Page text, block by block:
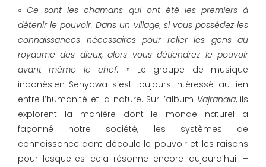
«Ce sont les chamans qui ont été les premiers à
détenir le pouvoir. Dans un village, si vous possédez les
connaissances nécessaires pour relier les gens au
royaume des dieux, alors vous détiendrez le pouvoir
avant même le chef. » Le groupe de musique
indonésien Senyawa s’est toujours intéressé au lien
entre l’humanité et la nature. Sur l’album Vajranala, ils
explorent la manière dont le monde naturel a
façonné notre société, les systèmes de
connaissance dont découle le pouvoir et les raisons
pour lesquelles cela résonne encore aujourd’hui. –